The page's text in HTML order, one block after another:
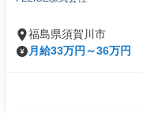
福島県須賀川市
月給33万円～36万円